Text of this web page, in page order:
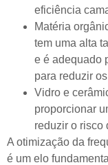
eficiência
Matéria
tem uma alta
e é adequado
para reduzir
Vidro e
proporcionar
reduzir o risco
A otimização da
é um elo